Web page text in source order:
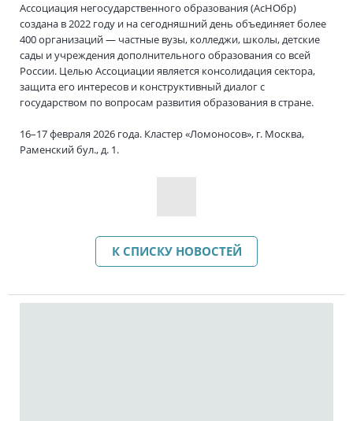
Ассоциация негосударственного образования (АсНОбр)
создана в 2022 году и на сегодняшний день объединяет более
400 организаций — частные вузы, колледжи, школы, детские
сады и учреждения дополнительного образования со всей
России. Целью Ассоциации является консолидация сектора,
защита его интересов и конструктивный диалог с
государством по вопросам развития образования в стране.
16–17 февраля 2026 года. Кластер «Ломоносов», г. Москва,
Раменский бул., д. 1.
К СПИСКУ НОВОСТЕЙ